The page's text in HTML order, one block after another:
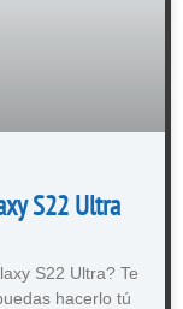
S22 Ultra
S22 Ultra? Te
hacerlo tú